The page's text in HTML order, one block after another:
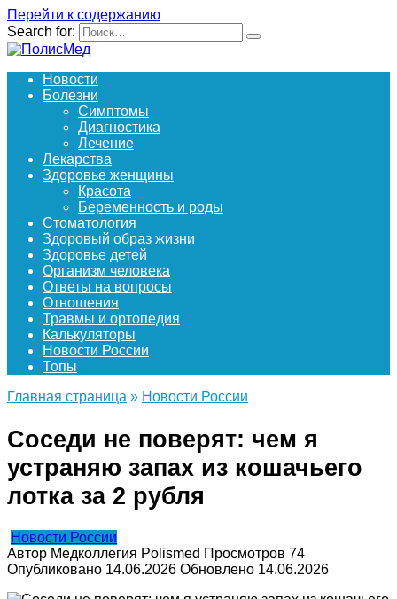
Перейти к содержанию
Search for:
Новости
Болезни
Симптомы
Диагностика
Лечение
Лекарства
Здоровье женщины
Красота
Беременность и роды
Стоматология
Здоровый образ жизни
Здоровье детей
Организм человека
Ответы на вопросы
Отношения
Травмы и ортопедия
Калькуляторы
Новости России
Топы
Главная страница » Новости России
Соседи не поверят: чем я
устраняю запах из кошачьего
лотка за 2 рубля
Новости России
Автор Медколлегия Polismed Просмотров 74
Опубликовано 14.06.2026 Обновлено 14.06.2026